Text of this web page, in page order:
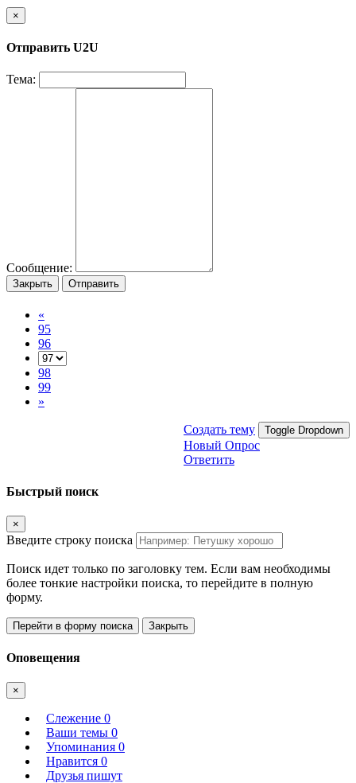
×
Отправить U2U
Тема:
Сообщение:
Закрыть Отправить
«
95
96
98
99
»
Создать тему Toggle Dropdown
Новый Опрос
Ответить
Быстрый поиск
×
Введите строку поиска
Поиск идет только по заголовку тем. Если вам необходимы
более тонкие настройки поиска, то перейдите в полную
форму.
Перейти в форму поиска Закрыть
Оповещения
×
Слежение 0
Ваши темы 0
Упоминания 0
Нравится 0
Друзья пишут